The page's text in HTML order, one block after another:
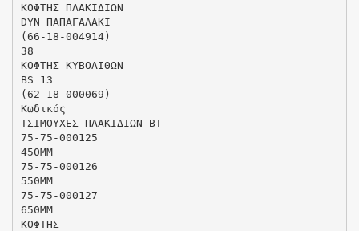
ΚΟΦΤΗΣ ΠΛΑΚΙΔΙΩΝ
DYN ΠΑΠΑΓΑΛΑΚΙ
(66-18-004914)
38
ΚΟΦΤΗΣ ΚΥΒΟΛΙΘΩΝ
BS 13
(62-18-000069)
Κωδικός
ΤΣΙΜΟΥΧΕΣ ΠΛΑΚΙΔΙΩΝ ΒΤ
75-75-000125
450ΜΜ
75-75-000126
550ΜΜ
75-75-000127
650ΜΜ
ΚΟΦΤΗΣ